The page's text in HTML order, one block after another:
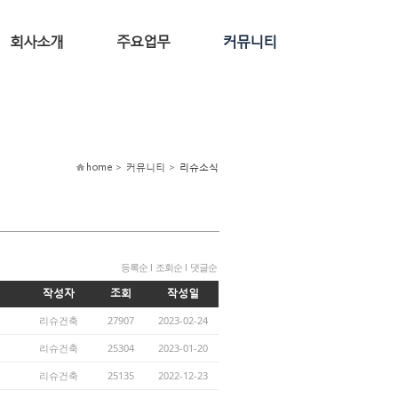
회사소개 주요업무 커뮤니티
home > 커뮤니티 > 리슈소식
등록순 l 조회순 l 댓글순
작성자 조회 작성일
리슈건축 27907 2023-02-24
리슈건축 25304 2023-01-20
리슈건축 25135 2022-12-23